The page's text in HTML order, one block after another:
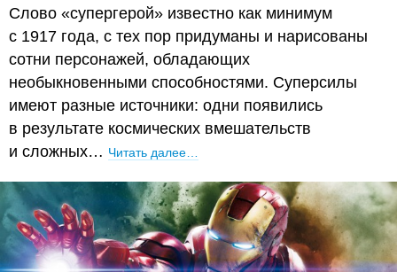
Слово «супергерой» известно как минимум
с 1917 года, с тех пор придуманы и нарисованы
сотни персонажей, обладающих
необыкновенными способностями. Суперсилы
имеют разные источники: одни появились
в результате космических вмешательств
и сложных… Читать далее…